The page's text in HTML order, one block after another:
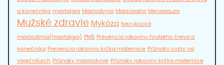
a konečníka mastalgia Mastodynia Mastopatia Menopauza
Mužské zdravie Mykóza Necyklická
mastodýnia(mastalgia) PMS Prevencia rakoviny hrubého čreva a
konečníka Prevencia rakoviny krčka maternice Príznaky cysty na
vaječníkoch Príznaky mastodynie Príznaky rakoviny krčka maternice